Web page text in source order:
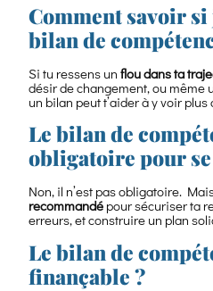
Comment savoir si
bilan de
Si tu ressens unflou dans ta
désir de changement, ou même
un bilan peut t’aider à y voir plus
Le bilan de
obligatoire pour
Non, il n’est pas obligatoire.
recommandé pour sécuriser ta
erreurs, et construire un plan
Le bilan de
finançable ?